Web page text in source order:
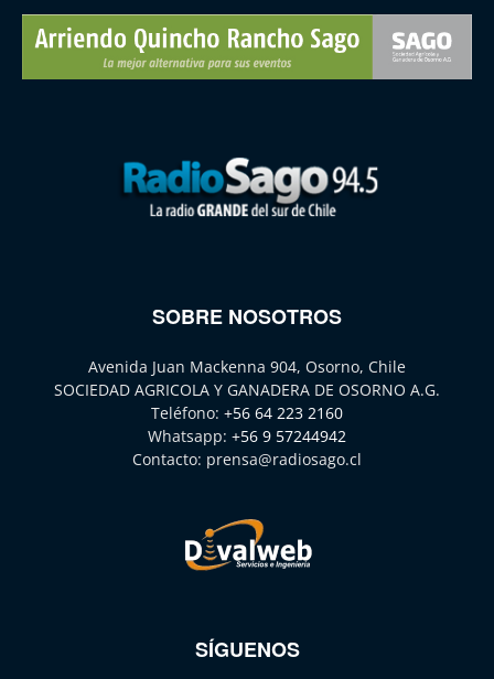
SOBRE NOSOTROS
Avenida Juan Mackenna 904, Osorno, Chile
SOCIEDAD AGRICOLA Y GANADERA DE OSORNO A.G.
Teléfono: +56 64 223 2160
Whatsapp: +56 9 57244942
Contacto: prensa@radiosago.cl
SÍGUENOS